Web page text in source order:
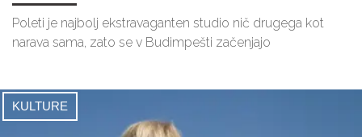
Poleti je najbolj ekstravaganten studio nič drugega kot
narava sama, zato se v Budimpešti začenjajo
KULTURE